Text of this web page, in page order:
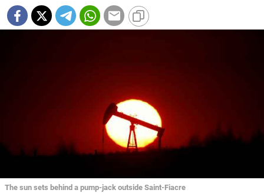
The sun sets behind a pump-jack outside Saint-Fiacre